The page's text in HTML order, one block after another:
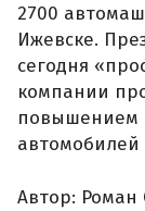
2700
Ижевске.
сегодня
компании
повышением
автомобилей
Автор: Роман